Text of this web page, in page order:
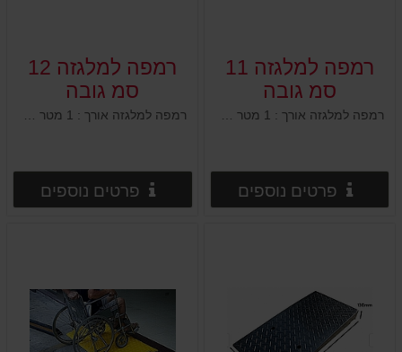
רמפה למלגזה 11
סמ גובה
רמפה למלגזה אורך : 1 מטר רוחב : 50 ס"מ גובה : 11 ס"מ 2 חורים מובנים לקיבוע לקרקע
פרטים נוספים פרטים נוספים
רמפה למלגזה 12
סמ גובה
רמפה למלגזה אורך : 1 מטר רוחב : 50 ס"מ גובה : 12 ס"מ 2 חורים מובנים לקיבוע לקרקע
פרטים נוספים